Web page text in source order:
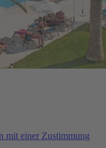
mit einer Zustimmung